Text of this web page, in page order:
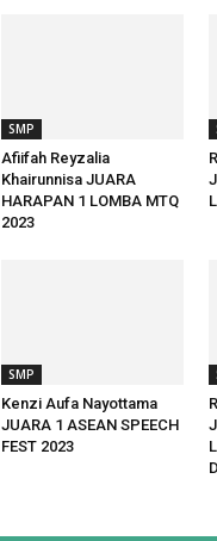
SMP
Afiifah Reyzalia
Khairunnisa JUARA
HARAPAN 1 LOMBA MTQ
2023
SMP
Kenzi Aufa Nayottama
JUARA 1 ASEAN SPEECH
FEST 2023